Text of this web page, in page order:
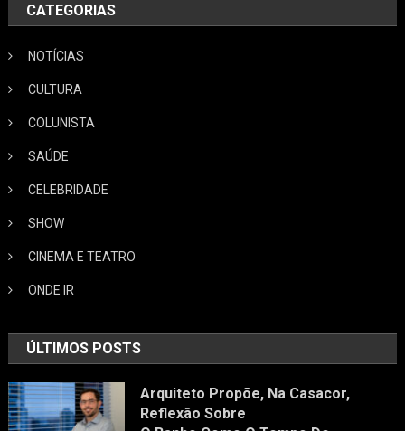
CATEGORIAS
NOTÍCIAS
CULTURA
COLUNISTA
SAÚDE
CELEBRIDADE
SHOW
CINEMA E TEATRO
ONDE IR
ÚLTIMOS POSTS
Arquiteto Propõe, Na Casacor,
Reflexão Sobre